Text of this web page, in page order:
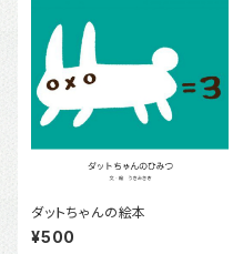
ダットちゃんの絵本
¥500